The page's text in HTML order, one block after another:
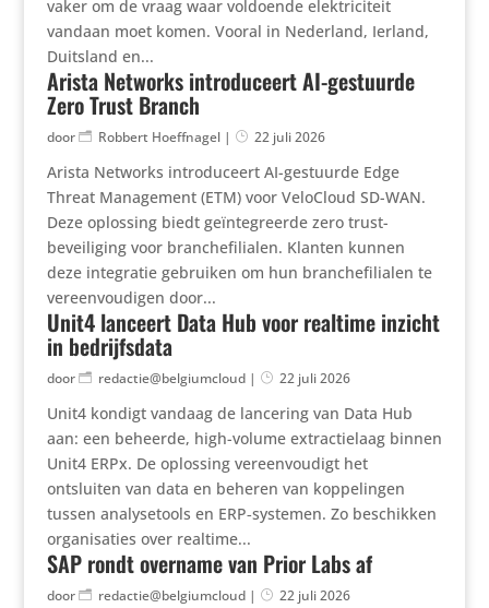
vaker om de vraag waar voldoende elektriciteit
vandaan moet komen. Vooral in Nederland, Ierland,
Duitsland en...
Arista Networks introduceert AI-gestuurde
Zero Trust Branch
door Robbert Hoeffnagel| 22 juli 2026
Arista Networks introduceert AI-gestuurde Edge
Threat Management (ETM) voor VeloCloud SD-WAN.
Deze oplossing biedt geïntegreerde zero trust-
beveiliging voor branchefilialen. Klanten kunnen
deze integratie gebruiken om hun branchefilialen te
vereenvoudigen door...
Unit4 lanceert Data Hub voor realtime inzicht
in bedrijfsdata
door redactie@belgiumcloud| 22 juli 2026
Unit4 kondigt vandaag de lancering van Data Hub
aan: een beheerde, high-volume extractielaag binnen
Unit4 ERPx. De oplossing vereenvoudigt het
ontsluiten van data en beheren van koppelingen
tussen analysetools en ERP‑systemen. Zo beschikken
organisaties over realtime...
SAP rondt overname van Prior Labs af
door redactie@belgiumcloud| 22 juli 2026